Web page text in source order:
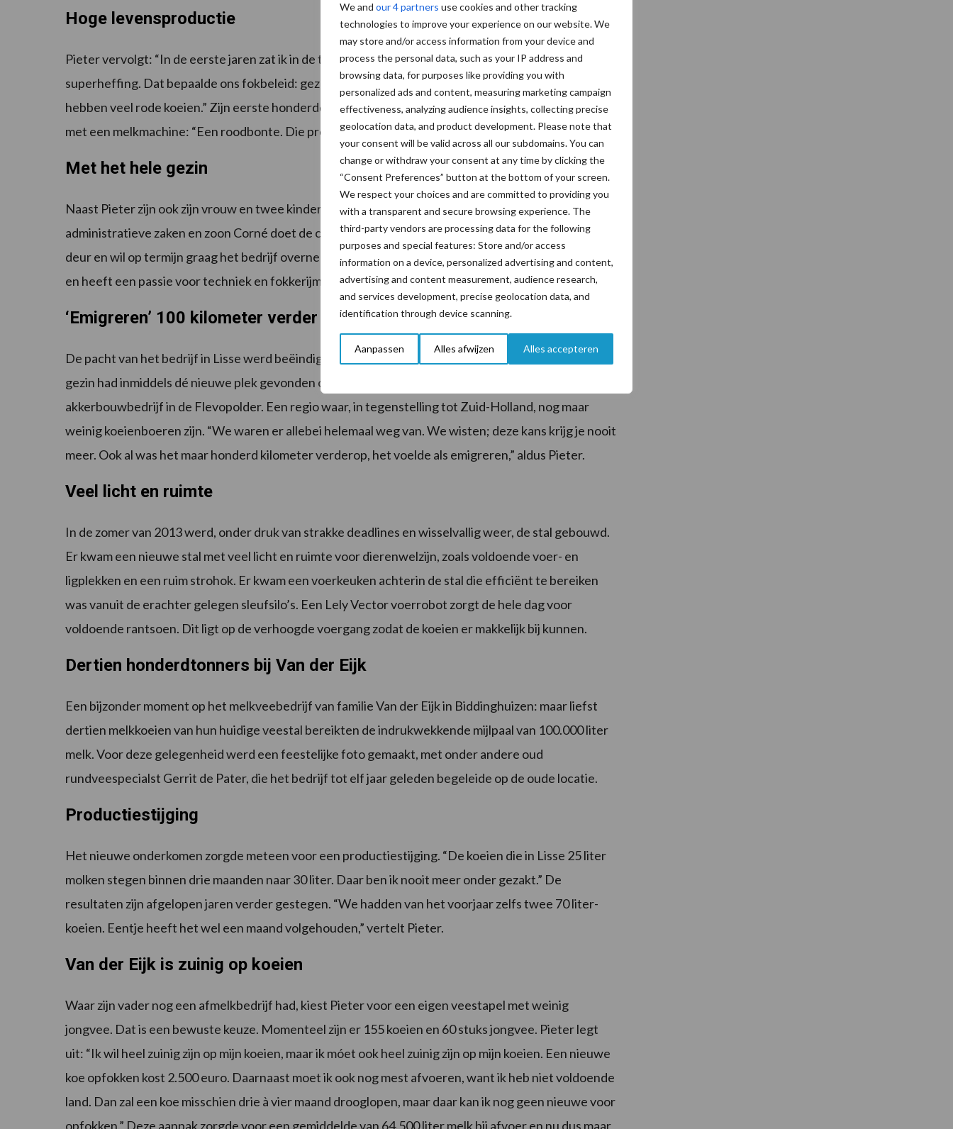
We and our 4 partners use cookies and other tracking
technologies to improve your experience on our website. We
may store and/or access information from your device and
process the personal data, such as your IP address and
browsing data, for purposes like providing you with
personalized ads and content, measuring marketing campaign
effectiveness, analyzing audience insights, collecting precise
geolocation data, and product development. Please note that
your consent will be valid across all our subdomains. You can
change or withdraw your consent at any time by clicking the
“Consent Preferences” button at the bottom of your screen.
We respect your choices and are committed to providing you
with a transparent and secure browsing experience. The
third-party vendors are processing data for the following
purposes and special features: Store and/or access
information on a device, personalized advertising and content,
advertising and content measurement, audience research,
and services development, precise geolocation data, and
identification through device scanning.
Aanpassen Alles afwijzen Alles accepteren
Hoge levensproductie
Pieter vervolgt: “In de eerste jaren zat ik in de tijd van hoge melkprijzen door de ingevoerde
superheffing. Dat bepaalde ons fokbeleid: gezonde koeien met een hoge levensproductie. We
hebben veel rode koeien.” Zijn eerste honderdduizend-liter-koe melkte hij op de oude locatie nog
met een melkmachine: “Een roodbonte. Die prestatie was een eer.”
Met het hele gezin
Naast Pieter zijn ook zijn vrouw en twee kinderen bij het bedrijf betrokken, zijn vrouw voor de
administratieve zaken en zoon Corné doet de computertaken. Hij werkt nu nog drie dagen buiten de
deur en wil op termijn graag het bedrijf overnemen. Dochter Vera studeert aan de HAS in Dronten
en heeft een passie voor techniek en fokkerijmanagement.
‘Emigreren’ 100 kilometer verder op
De pacht van het bedrijf in Lisse werd beëindigd. Het landgoed moest plaats maken voor natuur. Het
gezin had inmiddels dé nieuwe plek gevonden om zijn bedrijf voort te zetten: een voormalig
akkerbouwbedrijf in de Flevopolder. Een regio waar, in tegenstelling tot Zuid-Holland, nog maar
weinig koeienboeren zijn. “We waren er allebei helemaal weg van. We wisten; deze kans krijg je nooit
meer. Ook al was het maar honderd kilometer verderop, het voelde als emigreren,” aldus Pieter.
Veel licht en ruimte
In de zomer van 2013 werd, onder druk van strakke deadlines en wisselvallig weer, de stal gebouwd.
Er kwam een nieuwe stal met veel licht en ruimte voor dierenwelzijn, zoals voldoende voer- en
ligplekken en een ruim strohok. Er kwam een voerkeuken achterin de stal die efficiënt te bereiken
was vanuit de erachter gelegen sleufsilo’s. Een Lely Vector voerrobot zorgt de hele dag voor
voldoende rantsoen. Dit ligt op de verhoogde voergang zodat de koeien er makkelijk bij kunnen.
Dertien honderdtonners bij Van der Eijk
Een bijzonder moment op het melkveebedrijf van familie Van der Eijk in Biddinghuizen: maar liefst
dertien melkkoeien van hun huidige veestal bereikten de indrukwekkende mijlpaal van 100.000 liter
melk. Voor deze gelegenheid werd een feestelijke foto gemaakt, met onder andere oud
rundveespecialst Gerrit de Pater, die het bedrijf tot elf jaar geleden begeleide op de oude locatie.
Productiestijging
Het nieuwe onderkomen zorgde meteen voor een productiestijging. “De koeien die in Lisse 25 liter
molken stegen binnen drie maanden naar 30 liter. Daar ben ik nooit meer onder gezakt.” De
resultaten zijn afgelopen jaren verder gestegen. “We hadden van het voorjaar zelfs twee 70 liter-
koeien. Eentje heeft het wel een maand volgehouden,” vertelt Pieter.
Van der Eijk is zuinig op koeien
Waar zijn vader nog een afmelkbedrijf had, kiest Pieter voor een eigen veestapel met weinig
jongvee. Dat is een bewuste keuze. Momenteel zijn er 155 koeien en 60 stuks jongvee. Pieter legt
uit: “Ik wil heel zuinig zijn op mijn koeien, maar ik móet ook heel zuinig zijn op mijn koeien. Een nieuwe
koe opfokken kost 2.500 euro. Daarnaast moet ik ook nog mest afvoeren, want ik heb niet voldoende
land. Dan zal een koe misschien drie à vier maand drooglopen, maar daar kan ik nog geen nieuwe voor
opfokken.” Deze aanpak zorgde voor een gemiddelde van 64.500 liter melk bij afvoer en nu dus maar